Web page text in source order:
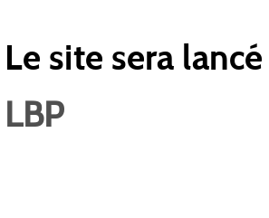
Le site sera
LBP